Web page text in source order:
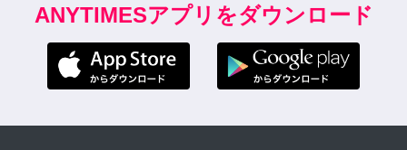
ANYTIMESアプリをダウンロード